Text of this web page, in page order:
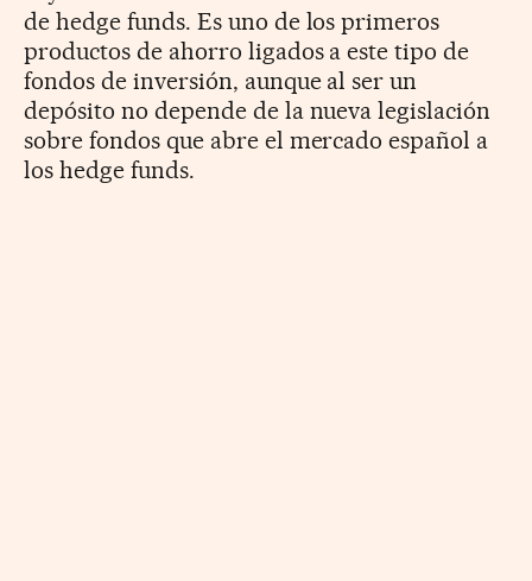
de hedge funds. Es uno de los primeros
productos de ahorro ligados a este tipo de
fondos de inversión, aunque al ser un
depósito no depende de la nueva legislación
sobre fondos que abre el mercado español a
los hedge funds.